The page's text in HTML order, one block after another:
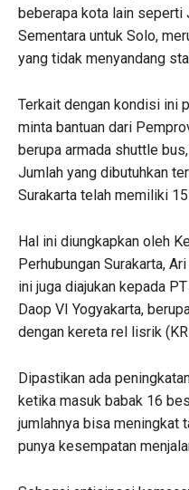
beberapa kota lain seperti
Sementara untuk Solo,
yang tidak menyandang
Terkait dengan kondisi ini
minta bantuan dari
berupa armada shuttle
Jumlah yang dibutuhkan
Surakarta telah memiliki
Hal ini diungkapkan oleh
Perhubungan Surakarta,
ini juga diajukan kepada
Daop VI Yogyakarta,
dengan kereta rel lisrik
Dipastikan ada
ketika masuk babak 16
jumlahnya bisa meningkat
punya kesempatan